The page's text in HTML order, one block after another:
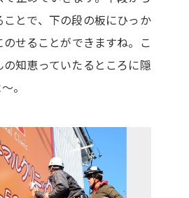
ことで、下の段の板にひっか
せることができますね。こ
の知恵っていたるところに隠
。